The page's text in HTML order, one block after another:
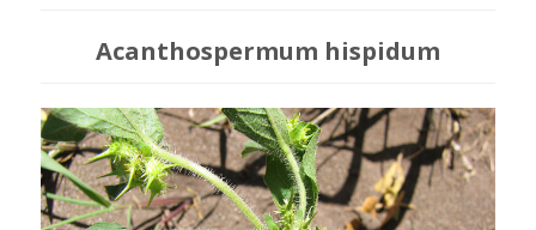
Acanthospermum hispidum